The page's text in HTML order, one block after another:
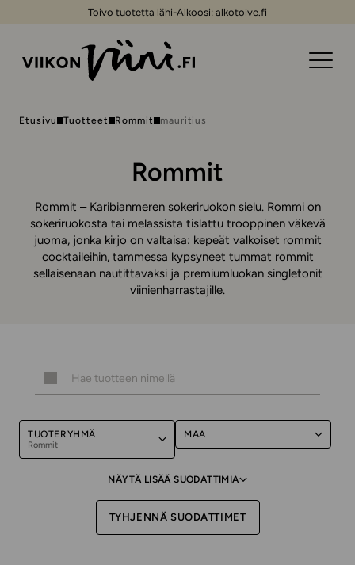
Toivo tuotetta lähi-Alkoosi: alkotoive.fi
Etusivu Tuotteet Rommit mauritius
Rommit
Rommit – Karibianmeren sokeriruokon sielu. Rommi on
sokeriruokosta tai melassista tislattu trooppinen väkevä
juoma, jonka kirjo on valtaisa: kepeät valkoiset rommit
cocktaileihin, tammessa kypsyneet tummat rommit
sellaisenaan nautittavaksi ja premiumluokan singletonit
viinienharrastajille.
TUOTERYHMÄ
Rommit
MAA
NÄYTÄ LISÄÄ SUODATTIMIA
TYHJENNÄ SUODATTIMET